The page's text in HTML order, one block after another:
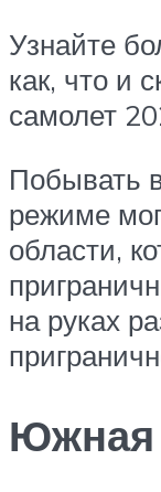
Узнайте
как, что и
самолет
Побывать
режиме
области,
на руках
Южная